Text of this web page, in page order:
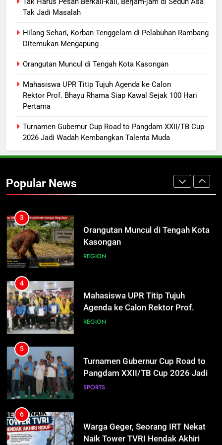
Tak Jadi Masalah
Hilang Sehari, Korban Tenggelam di Pelabuhan Rambang
Ditemukan Mengapung
Orangutan Muncul di Tengah Kota Kasongan
Mahasiswa UPR Titip Tujuh Agenda ke Calon
Rektor Prof. Bhayu Rhama Siap Kawal Sejak 100 Hari
Pertama
Turnamen Gubernur Cup Road to Pangdam XXII/TB Cup
2026 Jadi Wadah Kembangkan Talenta Muda
Popular News
Sistem Listrik Kalselteng Masih
Siaga, PLN Batasi Pasokan Selama
1
Tak Harus Pesan Berkali-kali,
Hilang Sehari, Korban Tenggelam
di Pelabuhan Rambang Ditemukan
3
Orangutan Muncul di Tengah Kota
Kasongan
REGION
4
Mahasiswa UPR Titip Tujuh
Agenda ke Calon Rektor Prof.
REGION
5
Turnamen Gubernur Cup Road to
Pangdam XXII/TB Cup 2026 Jadi
SPORTS
6
Warga Geger, Seorang IRT Nekat
Naik Tower TVRI Hendak Akhiri
5
Turnamen Gubernur Cup Road to
Pangdam XXII/TB Cup 2026 Jadi